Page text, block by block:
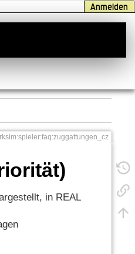
Anmelden
in REAL